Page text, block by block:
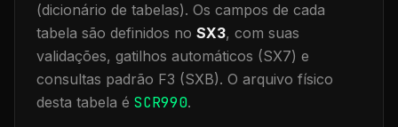
(dicionário de tabelas). Os campos de cada
tabela são definidos no SX3, com suas
validações, gatilhos automáticos (SX7) e
consultas padrão F3 (SXB). O arquivo físico
desta tabela é SCR990.